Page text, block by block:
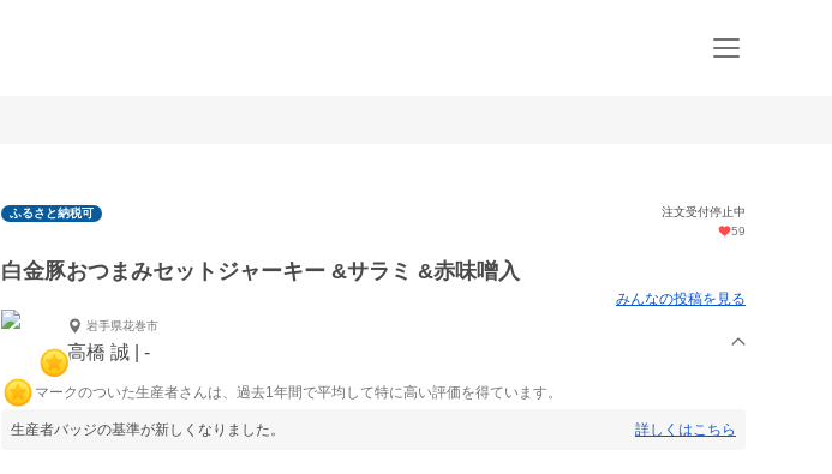
ふるさと納税可
注文受付停止中
59
白金豚おつまみセットジャーキー &サラミ &赤味噌入
みんなの投稿を見る
岩手県花巻市
高橋 誠 | -
マークのついた生産者さんは、過去1年間で平均して特に高い評価を得ています。
生産者バッジの基準が新しくなりました。 詳しくはこちら